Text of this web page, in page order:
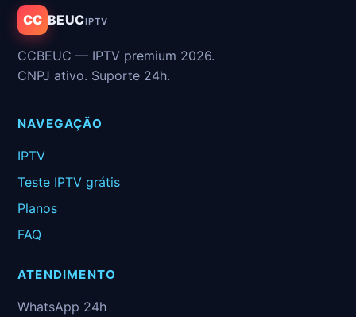
CC BEUCIPTV
CCBEUC — IPTV premium 2026.
CNPJ ativo. Suporte 24h.
NAVEGAÇÃO
IPTV
Teste IPTV grátis
Planos
FAQ
ATENDIMENTO
WhatsApp 24h